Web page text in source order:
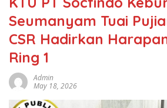
Seumanyam Tuai
CSR Hadirkan
Ring 1
Admin
May 18, 2026